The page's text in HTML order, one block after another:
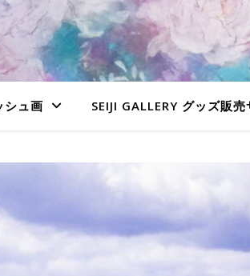
ュ画 SEIJI GALLERY グッズ販売